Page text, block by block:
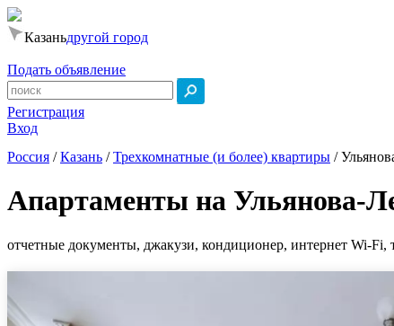
Казаньдругой город
Подать объявление
Регистрация
Вход
Россия /Казань /Трехкомнатные (и более) квартиры /
Апартаменты на Ульянова-
отчетные документы, джакузи, кондиционер, интернет Wi-Fi,